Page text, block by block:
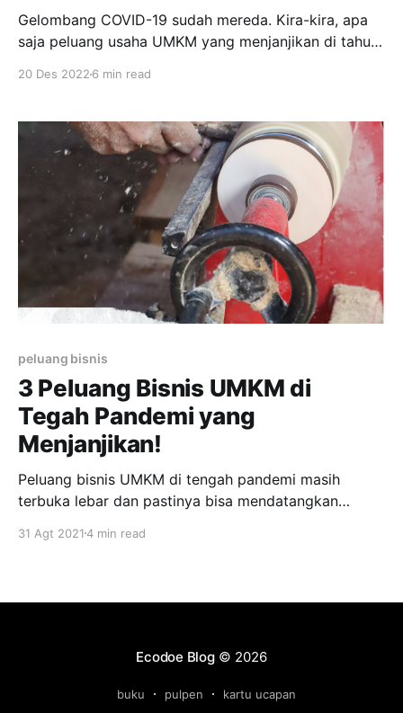
Gelombang COVID-19 sudah mereda. Kira-kira, apa
saja peluang usaha UMKM yang menjanjikan di tahun
20 Des 2022 6 min read
peluang bisnis
3 Peluang Bisnis UMKM di
Tegah Pandemi yang
Menjanjikan!
Peluang bisnis UMKM di tengah pandemi masih
terbuka lebar dan pastinya bisa mendatangkan
ini telah banyak melumpuhkan perekonomian.
dipukul habis-habisan selama masa pandemi. Selain
31 Agt 20214 min read
Ecodoe Blog© 2026
buku pulpen kartu ucapan